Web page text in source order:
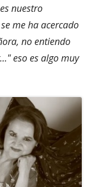
nuestro
me ha acercado
no entiendo
eso es algo muy